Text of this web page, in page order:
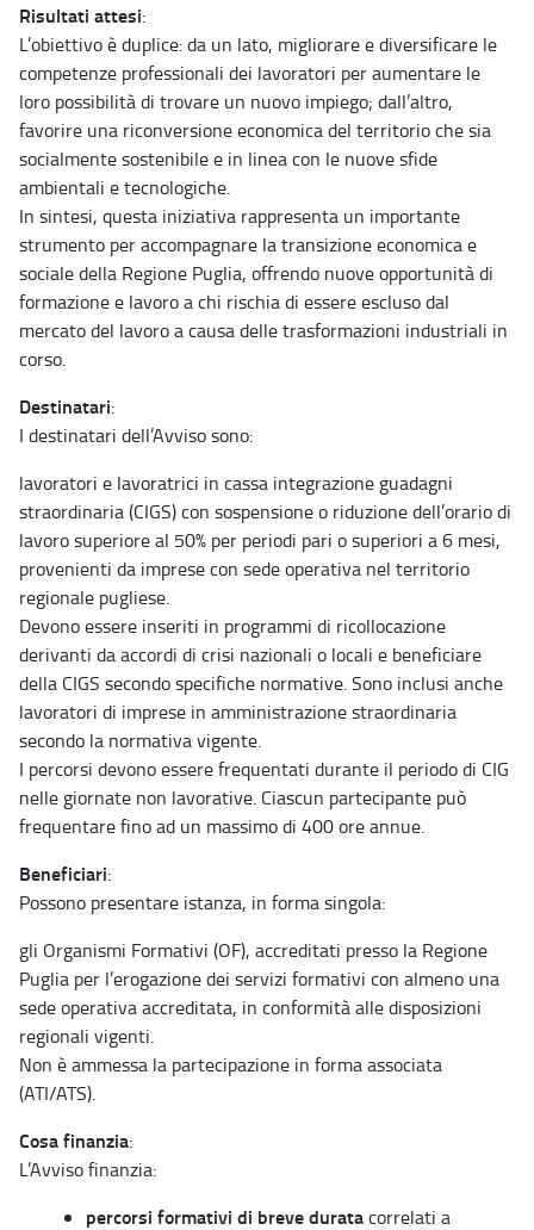
Risultati attesi:
L’obiettivo è duplice: da un lato, migliorare e diversificare le
competenze professionali dei lavoratori per aumentare le
loro possibilità di trovare un nuovo impiego; dall’altro,
favorire una riconversione economica del territorio che sia
socialmente sostenibile e in linea con le nuove sfide
ambientali e tecnologiche.
In sintesi, questa iniziativa rappresenta un importante
strumento per accompagnare la transizione economica e
sociale della Regione Puglia, offrendo nuove opportunità di
formazione e lavoro a chi rischia di essere escluso dal
mercato del lavoro a causa delle trasformazioni industriali in
corso.
Destinatari:
I destinatari dell’Avviso sono:
lavoratori e lavoratrici in cassa integrazione guadagni
straordinaria (CIGS) con sospensione o riduzione dell’orario di
lavoro superiore al 50% per periodi pari o superiori a 6 mesi,
provenienti da imprese con sede operativa nel territorio
regionale pugliese.
Devono essere inseriti in programmi di ricollocazione
derivanti da accordi di crisi nazionali o locali e beneficiare
della CIGS secondo specifiche normative. Sono inclusi anche
lavoratori di imprese in amministrazione straordinaria
secondo la normativa vigente.
I percorsi devono essere frequentati durante il periodo di CIG
nelle giornate non lavorative. Ciascun partecipante può
frequentare fino ad un massimo di 400 ore annue.
Beneficiari:
Possono presentare istanza, in forma singola:
gli Organismi Formativi (OF), accreditati presso la Regione
Puglia per l’erogazione dei servizi formativi con almeno una
sede operativa accreditata, in conformità alle disposizioni
regionali vigenti.
Non è ammessa la partecipazione in forma associata
(ATI/ATS).
Cosa finanzia:
L’Avviso finanzia:
percorsi formativi di breve duratacorrelati a